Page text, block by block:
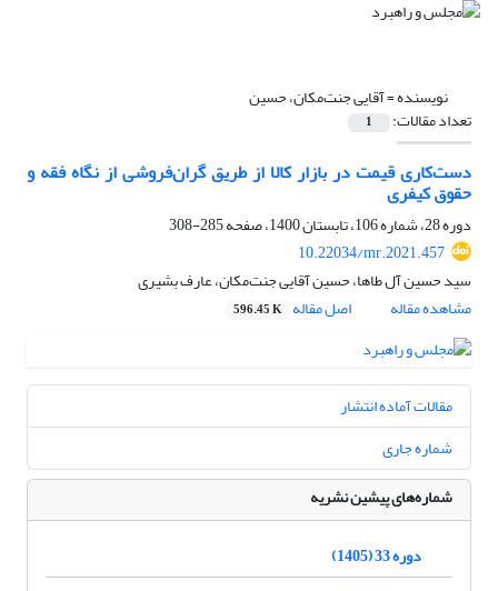
نویسنده =آقایی جنت‌مکان، حسین
تعداد مقالات: 1
دست‌کاری قیمت در بازار کالا از طریق گران‌فروشی از نگاه فقه و
حقوق کیفری
دوره 28، شماره 106، تابستان 1400، صفحه
285-308
10.22034/mr.2021.457
سید حسین آل طاها، حسین آقایی جنت‌مکان، عارف بشیری
مشاهده مقاله
اصل مقاله 596.45 K
مقالات آماده انتشار
شماره جاری
شماره‌های پیشین نشریه
دوره 33 (1405)